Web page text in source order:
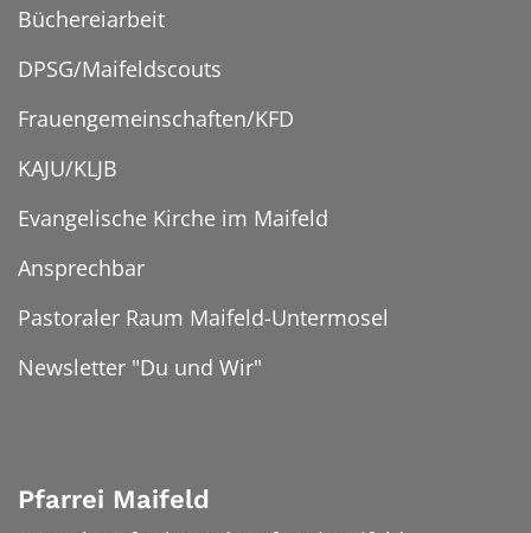
Büchereiarbeit
DPSG/Maifeldscouts
Frauengemeinschaften/KFD
KAJU/KLJB
Evangelische Kirche im Maifeld
Ansprechbar
Pastoraler Raum Maifeld-Untermosel
Newsletter "Du und Wir"
Pfarrei Maifeld